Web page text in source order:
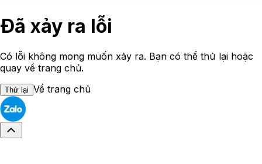
Đã xảy ra lỗi
Có lỗi không mong muốn xảy ra. Bạn có thể thử lại hoặc
quay về trang chủ.
Thử lại Về trang chủ